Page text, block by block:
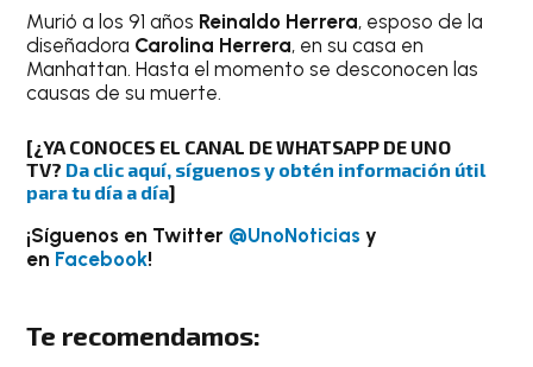
Murió a los 91 años Reinaldo Herrera, esposo de la
diseñadora Carolina Herrera, en su casa en
Manhattan. Hasta el momento se desconocen las
causas de su muerte.
[¿YA CONOCES EL CANAL DE WHATSAPP DE UNO
TV? Da clic aquí, síguenos y obtén información útil
para tu día a día]
¡Síguenos en Twitter @UnoNoticias y
en Facebook!
Te recomendamos: